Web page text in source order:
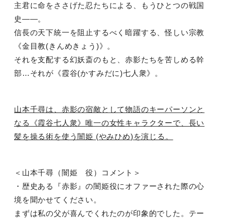
主君に命をささげた忍たちによる、もうひとつの戦国
史――。
信長の天下統一を阻止するべく暗躍する、怪しい宗教
《金目教(きんめきょう )》。
それを支配する幻妖斎のもと、赤影たちを苦しめる幹
部 … それが《霞谷(かすみだに)七人衆》。
山本千尋は、赤影の宿敵として物語のキーパーソンと
なる《霞谷七人衆》唯一の女性キャラクターで、長い
髪を操る術を使う闇姫 (やみひめ) を演じる。
＜山本千尋（闇姫 役）コメント＞
・歴史ある『赤影』の闇姫役にオファーされた際の心
境を聞かせてください。
まずは私の父が喜んでくれたのが印象的でした。テー